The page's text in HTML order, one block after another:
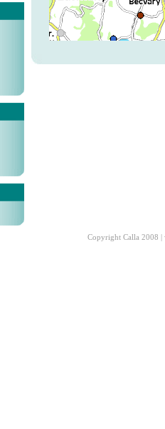
Copyright Calla 2008 |